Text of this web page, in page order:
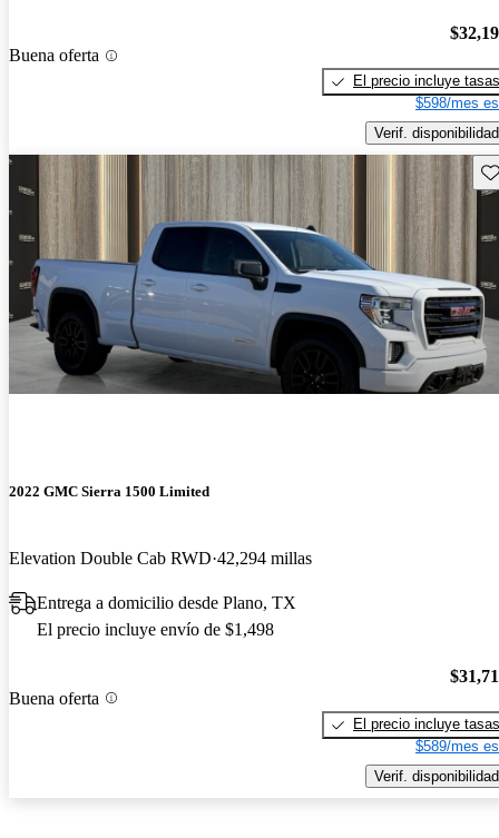
Buena oferta
El precio incluye tasas
$598/mes
Verif. disponibilidad
2022 GMC Sierra 1500 Limited
Elevation Double Cab RWD 42,294 millas
Entrega a domicilio desde Plano, TX
El precio incluye envío de $1,498
Buena oferta
El precio incluye tasas
$589/mes
Verif. disponibilidad